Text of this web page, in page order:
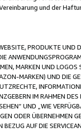
und der
PRODUKTE UND
MARKEN UND
MARKEN) UND DIE
IM RAHMEN
UND „WIE
ODER ÜBERNEHMEN
AUF DIE